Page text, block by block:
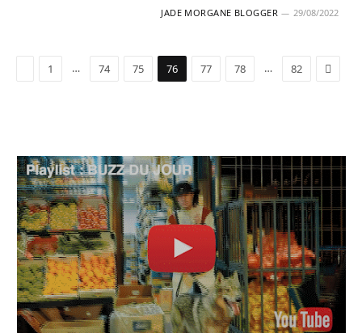
JADE MORGANE BLOGGER 29/08/2022
Précédent
1 … 74 75 76 77 78 … 82